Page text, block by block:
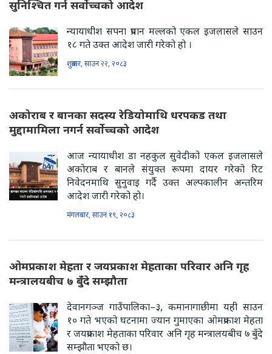
सुनिश्चित गर्न सर्वोच्चको आदेश
न्यायाधीश सपना प्रधान मल्लको एकल इजलासले साउन
१८ गते उक्त आदेश जारी गरेको हो ।
शुक्रबार, साउन २२, २०८३
अकोराब र बानका सदस्य रेडियोमाथि धरपकड तथा
मुद्दामामिला नगर्न सर्वोच्चको आदेश
आज न्यायाधीश डा नहकुल सुवेदीको एकल इजलासले
अकोराब र बानले संयुक्त रूपमा दायर गरेको रिट
निवेदनमाथि सुनुवाइ गर्दै उक्त अल्पकालीन अन्तरिम
आदेश जारी गरेको हो।
मंगलबार, साउन १९, २०८३
ओमप्रकाश मेहता र जयप्रकाश मेहताका परिवार अनि गृह
मन्त्रालयबीच ७ बुँदे सम्झौता
देवानगञ्ज गाउँपालिका–३, कमानागाछीमा यही साउन
१० गते भएको घटनामा ज्यान गुमाएका ओमप्रकाश मेहता
र जयप्रकाश मेहताका परिवार अनि गृह मन्त्रालयबीच ७ बुँदे
सम्झौता भएको छ।